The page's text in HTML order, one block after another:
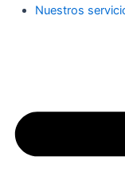
Nuestros